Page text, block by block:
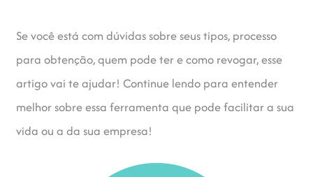
Se você está com dúvidas sobre seus tipos, processo
para obtenção, quem pode ter e como revogar, esse
artigo vai te ajudar! Continue lendo para entender
melhor sobre essa ferramenta que pode facilitar a sua
vida ou a da sua empresa!